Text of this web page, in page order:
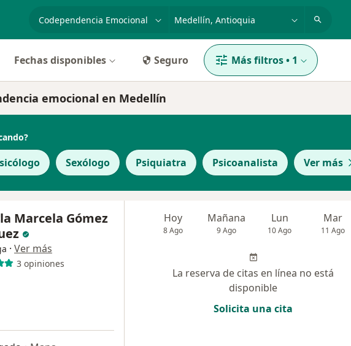
p. ej. Bogotá
Fechas disponibles Seguro Más filtros• 1
emocional en Medellín
Sexólogo Psiquiatra Psicoanalista Ver más
Marcela Gómez
· Ver más
3 opiniones
Hoy
8 Ago
Mañana
9 Ago
Lun
10 Ago
Mar
11 Ago
La reserva de citas en línea no está
disponible
Solicita una cita